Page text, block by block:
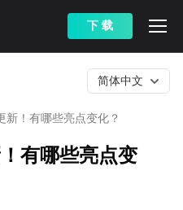
下 载
新！有哪些亮点变化？
简体中文
有哪些亮点变